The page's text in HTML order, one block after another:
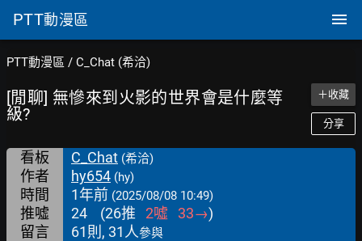
PTT動漫區
PTT動漫區 / C_Chat (希洽)
[閒聊] 無慘來到火影的世界會是什麼等
級?
＋收藏
分享
看板 C_Chat (希洽)
作者 hy654 (hy)
時間 1年前 (2025/08/08 10:49)
推噓 24 (26推 2噓 33→)
留言
61則, 31人參與